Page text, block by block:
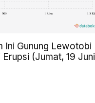
Ini Gunung Lewotobi
(Jumat, 19 Juni